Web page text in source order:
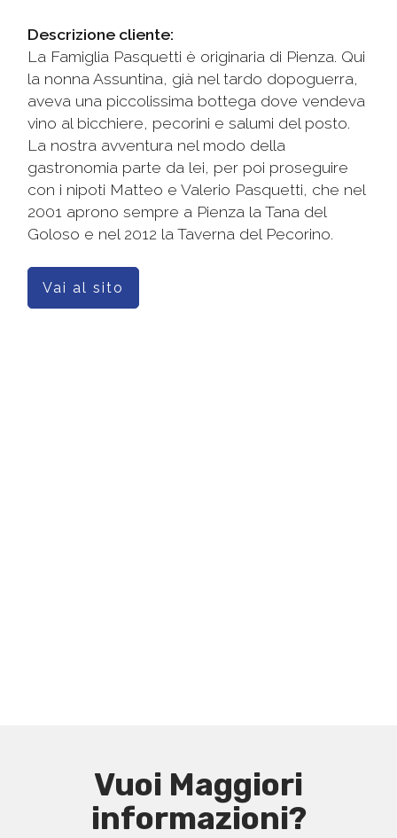
Descrizione cliente:
La Famiglia Pasquetti è originaria di Pienza. Qui
la nonna Assuntina, già nel tardo dopoguerra,
aveva una piccolissima bottega dove vendeva
vino al bicchiere, pecorini e salumi del posto.
La nostra avventura nel modo della
gastronomia parte da lei, per poi proseguire
con i nipoti Matteo e Valerio Pasquetti, che nel
2001 aprono sempre a Pienza la Tana del
Goloso e nel 2012 la Taverna del Pecorino.
Vai al sito
Vuoi Maggiori
informazioni?